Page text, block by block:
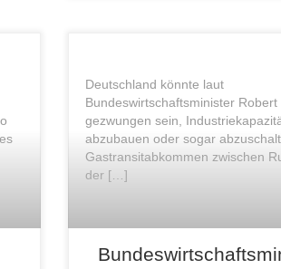
Deutschland könnte laut
Bundeswirtschaftsminister Robert
gezwungen sein,
abzubauen oder sogar
Gastransitabkommen zwischen
der […]